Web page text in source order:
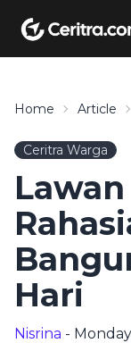
Home Article
Ceritra Warga
Hari
Nisrina -